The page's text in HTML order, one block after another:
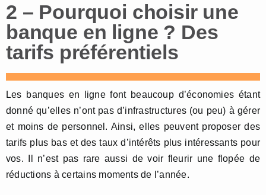
2 – Pourquoi choisir une
banque en ligne ? Des
tarifs préférentiels
Les banques en ligne font beaucoup d’économies étant
donné qu’elles n’ont pas d’infrastructures (ou peu) à gérer
et moins de personnel. Ainsi, elles peuvent proposer des
tarifs plus bas et des taux d’intérêts plus intéressants pour
vos. Il n’est pas rare aussi de voir fleurir une flopée de
réductions à certains moments de l’année.